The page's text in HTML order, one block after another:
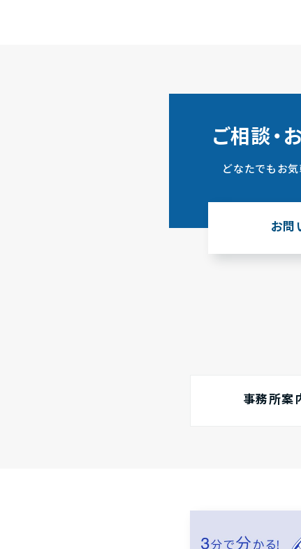
ご相談・
どなたでもお
お問
事務所案